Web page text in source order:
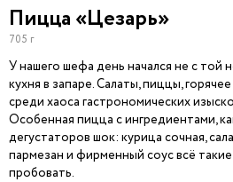
Пицца «Цезарь»
705 г
У нашего шефа день начался не с той
кухня в запаре. Салаты, пиццы,
среди хаоса гастрономических
Особенная пицца с ингредиентами,
дегустаторов шок: курица сочная,
пармезан и фирменный соус всё
пробовать.